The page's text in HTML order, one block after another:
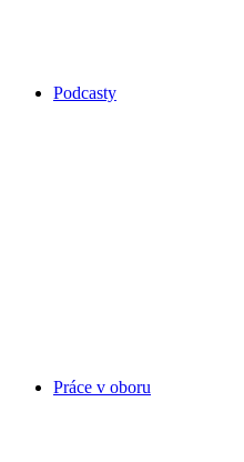
Podcasty
Práce v oboru